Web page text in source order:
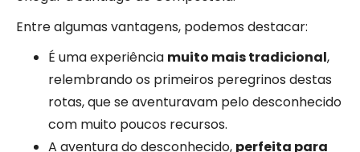
Entre algumas vantagens, podemos destacar:
É uma experiência muito mais tradicional,
relembrando os primeiros peregrinos destas
rotas, que se aventuravam pelo desconhecido
com muito poucos recursos.
A aventura do desconhecido, perfeita para